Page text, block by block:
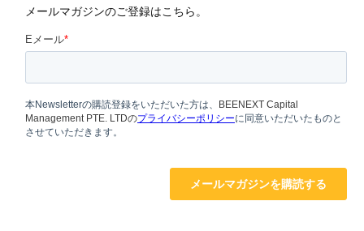
メールマガジンのご登録はこちら。